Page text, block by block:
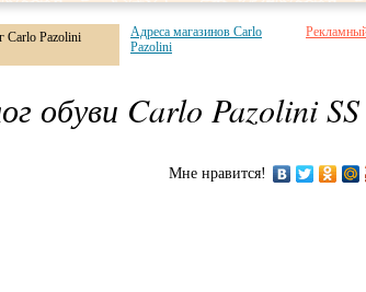
Carlo Pazolini
Адреса магазинов Carlo
Pazolini
обуви Carlo Pazolini
Мне нравится!